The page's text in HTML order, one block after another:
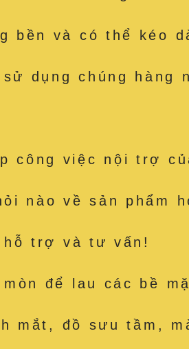
và có thể kéo
dụng chúng hàng
công việc nội trợ
nào về sản phẩm
trợ và tư vấn!
để lau các bề
mắt, đồ sưu tầm,